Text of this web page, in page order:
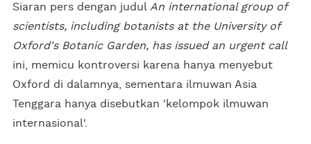
Siaran pers dengan judul An international group of
scientists, including botanists at the University of
Oxford's Botanic Garden, has issued an urgent call
ini, memicu kontroversi karena hanya menyebut
Oxford di dalamnya, sementara ilmuwan Asia
Tenggara hanya disebutkan 'kelompok ilmuwan
internasional'.